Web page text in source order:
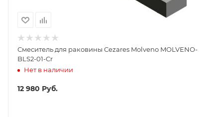
Смеситель для раковины Cezares Molveno MOLVENO-
BLS2-01-Cr
Нет в наличии
12 980 Руб.